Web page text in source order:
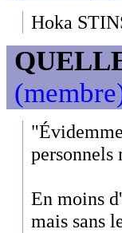
Hoka
En moins
mais sans